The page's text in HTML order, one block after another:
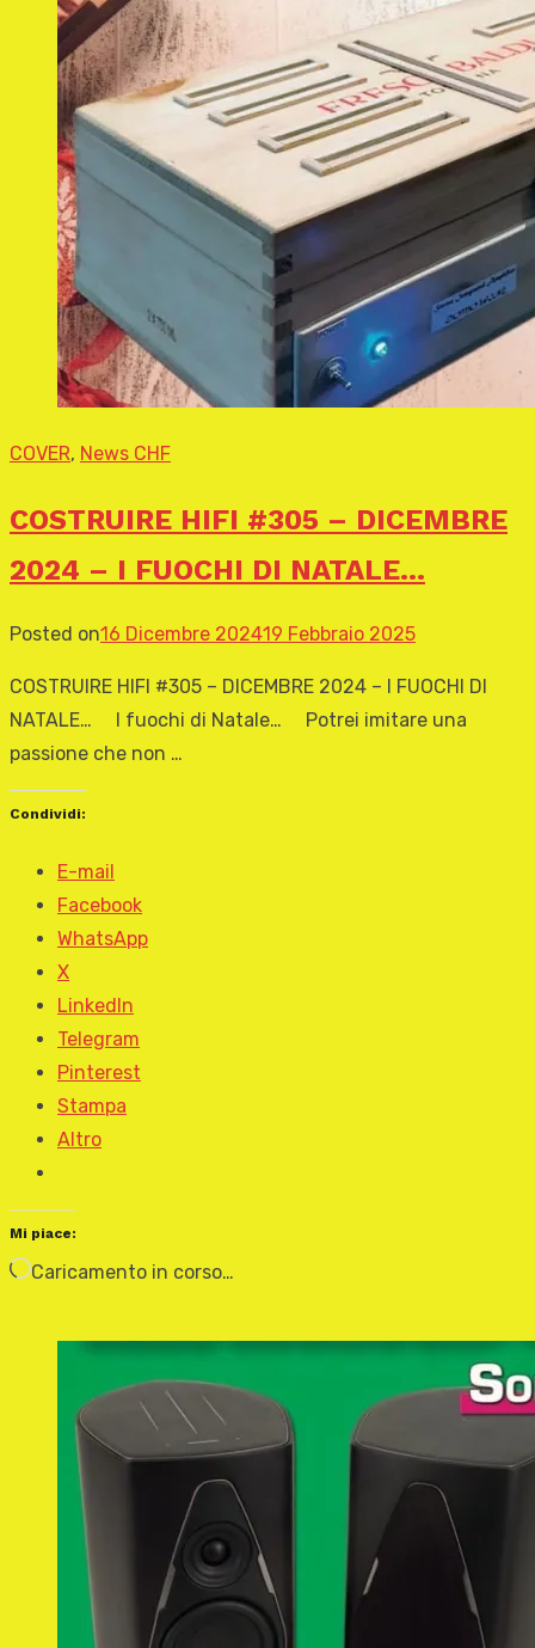
COVER, News CHF
COSTRUIRE HIFI #305 – DICEMBRE
2024 – I FUOCHI DI NATALE…
Posted on16 Dicembre 202419 Febbraio 2025
COSTRUIRE HIFI #305 – DICEMBRE 2024 – I FUOCHI DI
NATALE… I fuochi di Natale… Potrei imitare una
passione che non …
Condividi:
E-mail
Facebook
WhatsApp
X
LinkedIn
Telegram
Pinterest
Stampa
Altro
Mi piace:
Caricamento in corso…